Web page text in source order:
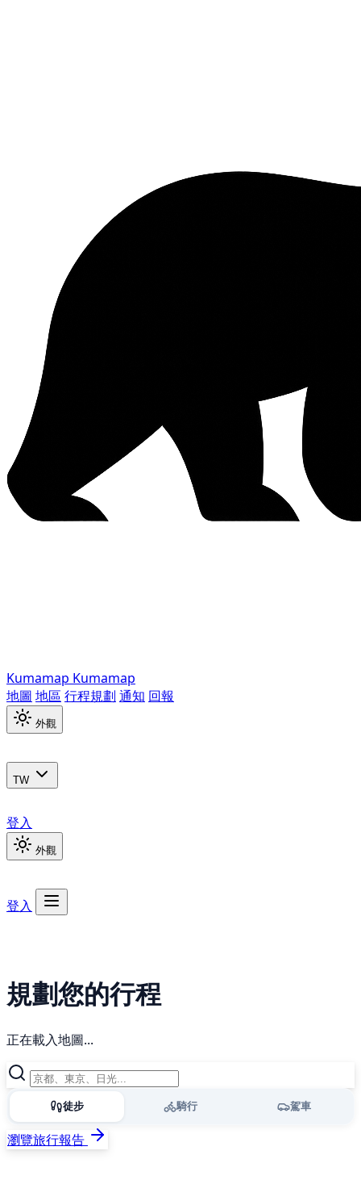
Kumamap Kumamap
地圖 地區 行程規劃 通知 回報
外觀
TW
登入
外觀
登入
規劃您的行程
正在載入地圖...
徒步 騎行 駕車
瀏覽旅行報告